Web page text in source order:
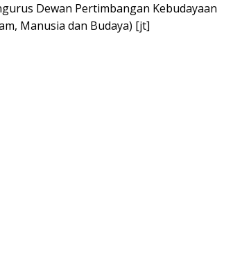
Dewan Pertimbangan Kebudayaan
Manusia dan Budaya) [jt]